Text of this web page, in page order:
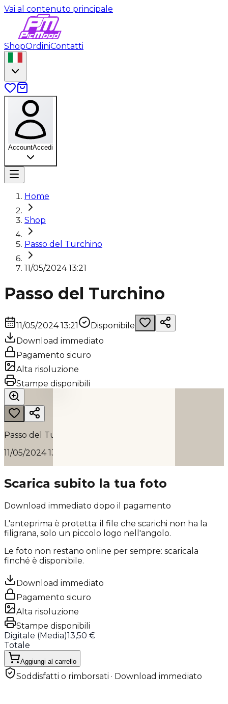
Vai al contenuto principale
ShopOrdiniContatti
AccountAccedi
Home
Shop
Passo del Turchino
11/05/2024 13:21
Passo del Turchino
11/05/2024 13:21
Disponibile
Download immediato
Pagamento sicuro
Alta risoluzione
Stampe disponibili
Passo del Turchino
11/05/2024 13:21
Scarica subito la tua foto
Download immediato dopo il pagamento
L'anteprima è protetta: il file che scarichi non ha la
filigrana, solo un piccolo logo nell'angolo.
Le foto non restano online per sempre: scaricala
finché è disponibile.
Download immediato
Pagamento sicuro
Alta risoluzione
Stampe disponibili
Digitale (Media)13,50 €
Totale
Aggiungi al carrello
Soddisfatti o rimborsati · Download immediato